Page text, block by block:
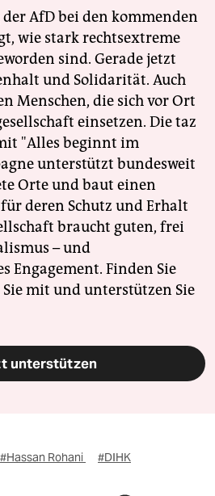
AfD bei den kommenden
wie stark rechtsextreme
sind. Gerade jetzt
und Solidarität. Auch
Menschen, die sich vor Ort
einsetzen. Die taz
"Alles beginnt im
unterstützt bundesweit
Orte und baut einen
deren Schutz und Erhalt
braucht guten, frei
– und
Engagement. Finden Sie
mit und unterstützen Sie
unterstützen
#Hassan Rohani #DIHK